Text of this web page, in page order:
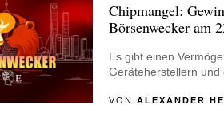
Chipmangel:
Börsenwecker am
Es gibt einen
Geräteherstellern und
VON ALEXANDER